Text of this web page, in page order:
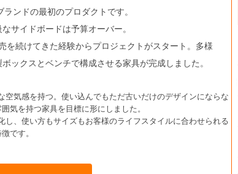
ンドの最初のプロダクトです。
サイドボードは予算オーバー。
を続けてきた経験からプロジェクトがスタート。多様
ックスとベンチで構成させる家具が完成しました。
気感を持つ。使い込んでもただ古いだけのデザインにならな
気を持つ家具を目標に形にしました。
、使い方もサイズもお客様のライフスタイルに合わせられる
です。